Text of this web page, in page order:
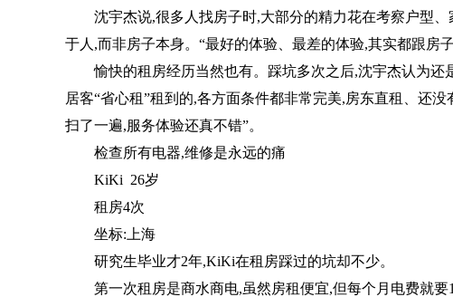
沈宇杰说,很多人找房子时,大部分的精力花在考察户型
于人,而非房子本身。“最好的体验、最差的体验,其实都跟房
愉快的租房经历当然也有。踩坑多次之后,沈宇杰认为
居客“省心租”租到的,各方面条件都非常完美,房东直租、还
扫了一遍,服务体验还真不错”。
检查所有电器,维修是永远的痛
KiKi 26岁
租房4次
坐标:上海
研究生毕业才2年,KiKi在租房踩过的坑却不少。
第一次租房是商水商电,虽然房租便宜,但每个月电费就要